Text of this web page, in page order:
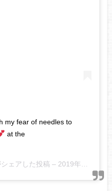
my fear of needles to
at the
ェアした投稿 – 2019年12月月24日午前8時25分PST